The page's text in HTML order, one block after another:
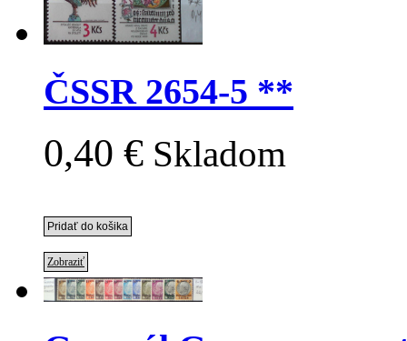
ČSSR 2654-5 **
0,40 € Skladom
Zobraziť